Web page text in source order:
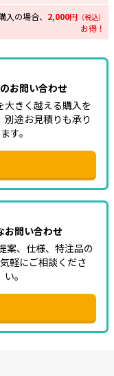
入の場合、 2,000円 （税込）
お得！
お問い合わせ
大きく越える購入を
別途お見積りも承り
ます。
お問い合わせ
案、仕様、特注品の
軽にご相談くださ
い。